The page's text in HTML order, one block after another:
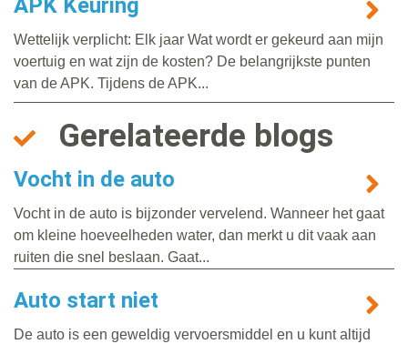
APK Keuring
Wettelijk verplicht: Elk jaar Wat wordt er gekeurd aan mijn
voertuig en wat zijn de kosten? De belangrijkste punten
van de APK. Tijdens de APK...
Gerelateerde blogs
Vocht in de auto
Vocht in de auto is bijzonder vervelend. Wanneer het gaat
om kleine hoeveelheden water, dan merkt u dit vaak aan
ruiten die snel beslaan. Gaat...
Auto start niet
De auto is een geweldig vervoersmiddel en u kunt altijd